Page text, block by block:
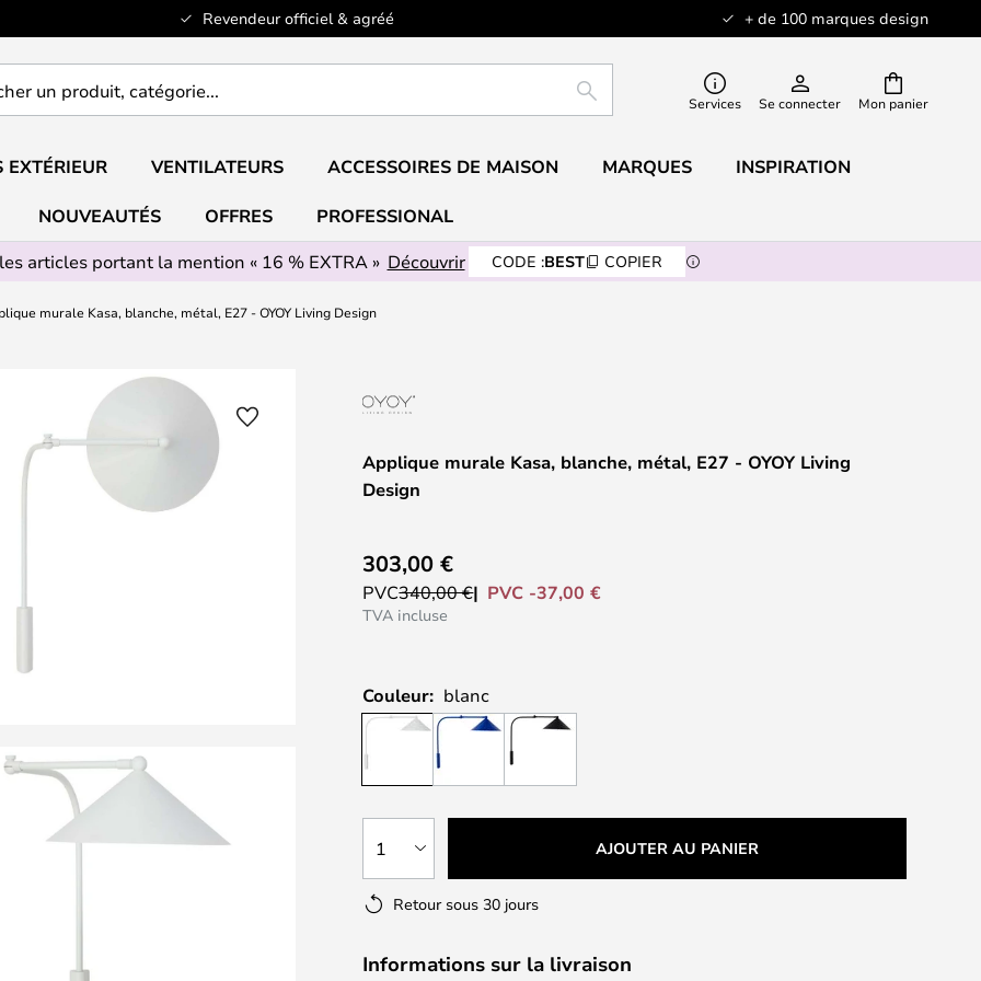
Revendeur officiel & agréé + de 100 marques design
Mon panier
RECHERCHERServices Se connecter
EXTÉRIEUR VENTILATEURS ACCESSOIRES DE MAISON MARQUES INSPIRATION
NOUVEAUTÉS OFFRES
PROFESSIONAL
articles portant la mention « 16 % EXTRA » Découvrir CODE :BEST COPIER
murale Kasa, blanche, métal, E27 - OYOY Living Design
Applique murale Kasa, blanche, métal, E27 - OYOY Living
Design
303,00 €
PVC340,00 € PVC -37,00 €
TVA incluse
Couleur: blanc
1 AJOUTER AU PANIER
Retour sous 30 jours
Informations sur la livraison